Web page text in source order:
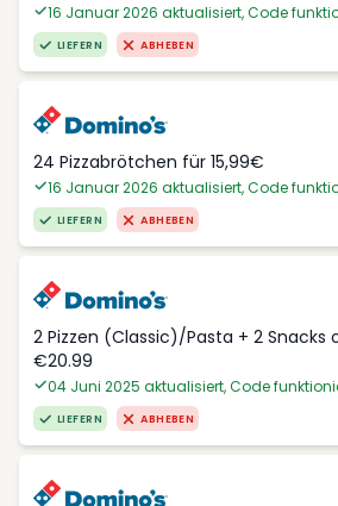
16 Januar 2026 aktualisiert, Code
LIEFERN ABHEBEN
24 Pizzabrötchen für 15,99€
16 Januar 2026 aktualisiert, Code
LIEFERN ABHEBEN
2 Pizzen (Classic)/Pasta + 2 Snacks
€20.99
04 Juni 2025 aktualisiert, Code
LIEFERN ABHEBEN